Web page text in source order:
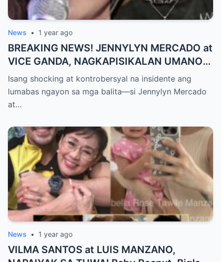
News • 1 year ago
BREAKING NEWS! JENNYLYN MERCADO at
VICE GANDA, NAGKAPISIKALAN UMANO
SA LIKOD NG CAMERA — Buong
PANGYAYARI, NAHULI SA VIDEO! Showbiz
World NAGULANTANG sa Biglaang
Personalidad!
Isang shocking at kontrobersyal na insidente ang
lumabas ngayon sa mga balita—si Jennylyn Mercado
at…
News • 1 year ago
VILMA SANTOS at LUIS MANZANO,